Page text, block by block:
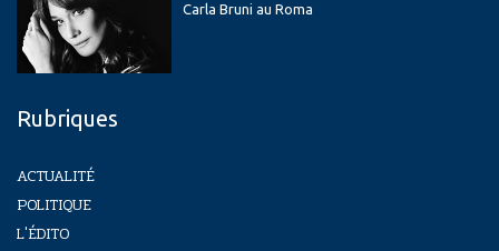
Carla Bruni au Roma
Rubriques
ACTUALITÉ
POLITIQUE
L'ÉDITO